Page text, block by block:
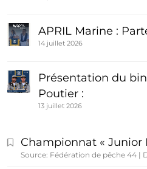
APRIL Marine :
14 juillet 2026
Présentation du
Poutier :
13 juillet 2026
Championnat « Junior
Source: Fédération de pêche 44